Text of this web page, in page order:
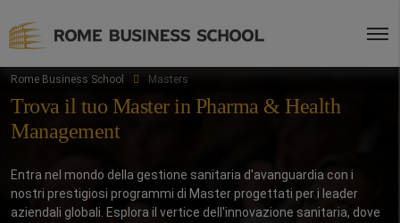
Rome Business School Masters
Trova il tuo Master in Pharma & Health
Management
Entra nel mondo della gestione sanitaria d'avanguardia con i
nostri prestigiosi programmi di Master progettati per i leader
aziendali globali. Esplora il vertice dell'innovazione sanitaria, dove